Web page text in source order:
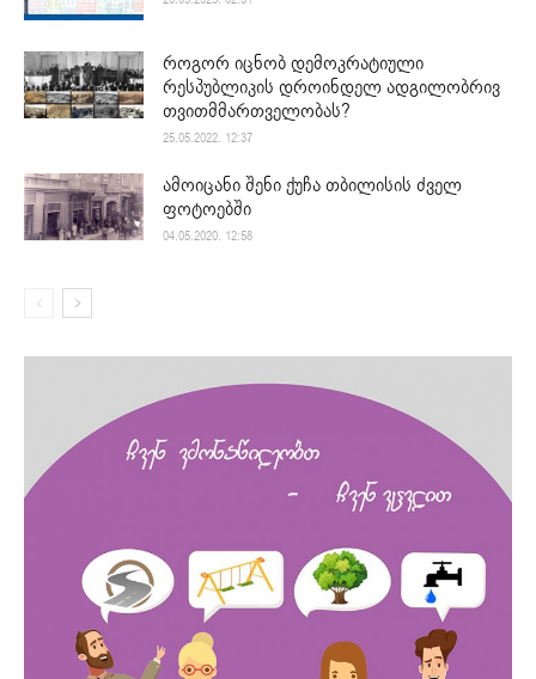
როგორ იცნობ დემოკრატიული
რესპუბლიკის დროინდელ ადგილობრივ
თვითმმართველობას?
25.05.2022. 12:37
ამოიცანი შენი ქუჩა თბილისის ძველ
ფოტოებში
04.05.2020. 12:58